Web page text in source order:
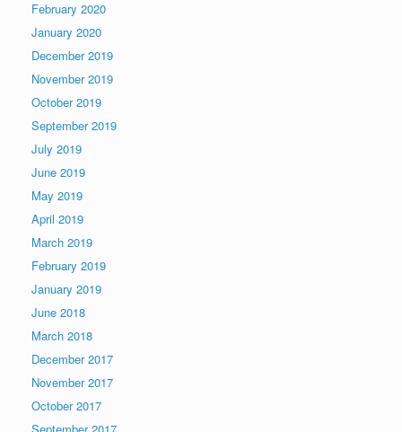
February 2020
January 2020
December 2019
November 2019
October 2019
September 2019
July 2019
June 2019
May 2019
April 2019
March 2019
February 2019
January 2019
June 2018
March 2018
December 2017
November 2017
October 2017